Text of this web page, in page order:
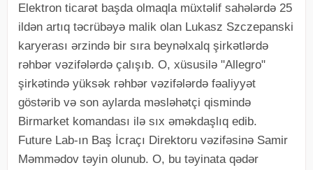
Elektron ticarət başda olmaqla müxtəlif sahələrdə 25
ildən artıq təcrübəyə malik olan Lukasz Szczepanski
karyerası ərzində bir sıra beynəlxalq şirkətlərdə
rəhbər vəzifələrdə çalışıb. O, xüsusilə "Allegro"
şirkətində yüksək rəhbər vəzifələrdə fəaliyyət
göstərib və son aylarda məsləhətçi qismində
Birmarket komandası ilə sıx əməkdaşlıq edib.
Future Lab-ın Baş İcraçı Direktoru vəzifəsinə Samir
Məmmədov təyin olunub. O, bu təyinata qədər